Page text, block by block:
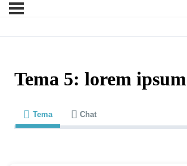
Tema 5: lorem ipsum
Tema Chat